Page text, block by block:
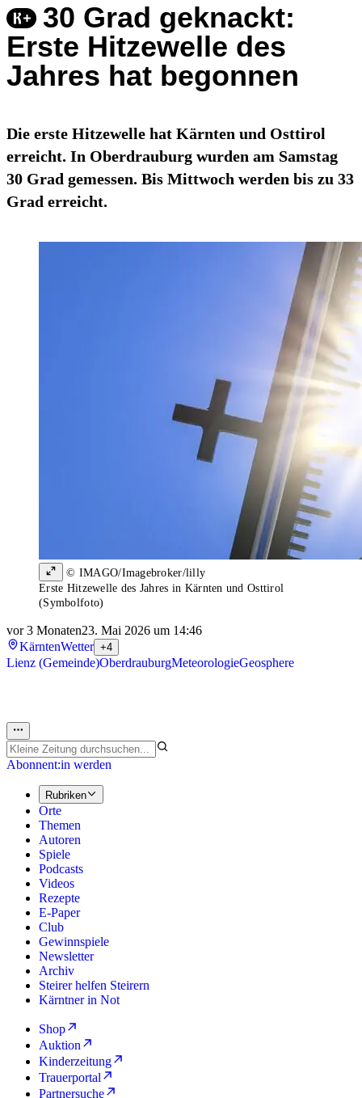
30 Grad geknackt:
Erste Hitzewelle des
Jahres hat begonnen
Die erste Hitzewelle hat Kärnten und Osttirol
erreicht. In Oberdrauburg wurden am Samstag
30 Grad gemessen. Bis Mittwoch werden bis zu 33
Grad erreicht.
© IMAGO/Imagebroker/lilly
Erste Hitzewelle des Jahres in Kärnten und Osttirol
(Symbolfoto)
vor 3 Monaten23. Mai 2026 um 14:46
KärntenWetter +4
Lienz (Gemeinde)OberdrauburgMeteorologieGeosphere
Abonnent:in werden
Rubriken
Orte
Themen
Autoren
Spiele
Podcasts
Videos
Rezepte
E-Paper
Club
Gewinnspiele
Newsletter
Archiv
Steirer helfen Steirern
Kärntner in Not
Shop
Auktion
Kinderzeitung
Trauerportal
Partnersuche